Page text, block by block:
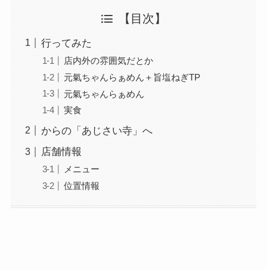
【目次】
行ってみた
店内外の雰囲気だとか
元氣ちゃんらぁめん＋旨塩ねぎTP
元氣ちゃんらぁめん
実食
からの「あじさい寺」へ
店舗情報
メニュー
位置情報